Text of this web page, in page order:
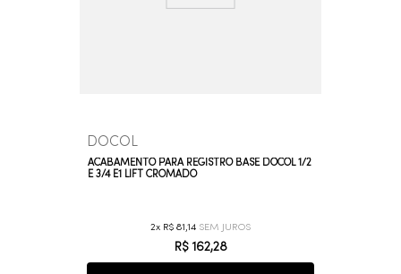
DOCOL
ACABAMENTO PARA REGISTRO BASE DOCOL 1/2
E 3/4 E1 LIFT CROMADO
2 R$ 81 ,14
R$ 162,28